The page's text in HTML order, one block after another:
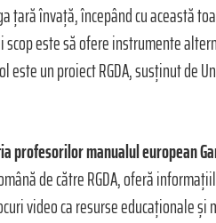
țară învață, începând cu această
scop este să ofere instrumente
este un proiect RGDA, susținut de
profesorilor manualul european
de către RGDA, oferă
video ca resurse educaționale